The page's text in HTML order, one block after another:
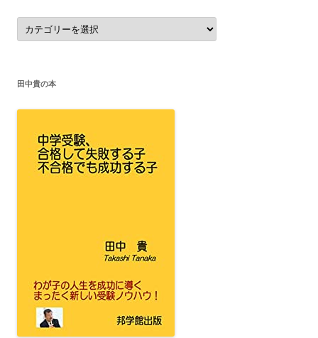
カ
テ
ゴ
田中貴の本